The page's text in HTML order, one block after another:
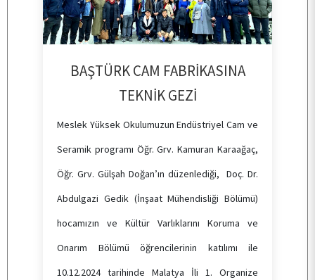
BAŞTÜRK CAM FABRİKASINA
TEKNİK GEZİ
Meslek Yüksek Okulumuzun Endüstriyel Cam ve
Seramik programı Öğr. Grv. Kamuran Karaağaç,
Öğr. Grv. Gülşah Doğan’ın düzenlediği, Doç. Dr.
Abdulgazi Gedik (İnşaat Mühendisliği Bölümü)
hocamızın ve Kültür Varlıklarını Koruma ve
Onarım Bölümü öğrencilerinin katılımı ile
10.12.2024 tarihinde Malatya İli 1. Organize